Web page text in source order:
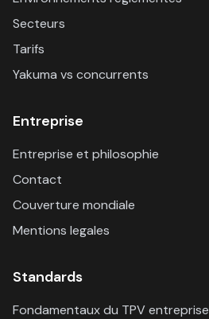
Secteurs
Tarifs
Yakuma vs concurrents
Entreprise
Entreprise et philosophie
Contact
Couverture mondiale
Mentions legales
Standards
Fondamentaux du TPV entreprise